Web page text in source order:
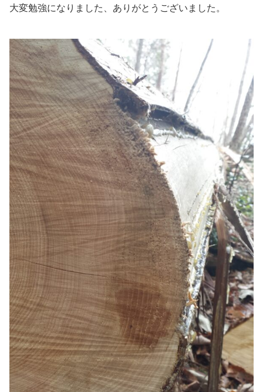
大変勉強になりました、ありがとうございました。